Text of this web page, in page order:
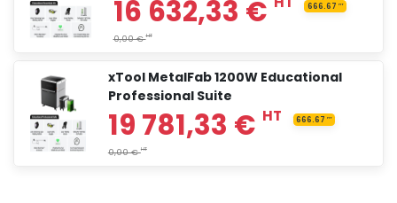
12 829,17 €HT
xTool MetalFab 1200W Educational
Professional Suite